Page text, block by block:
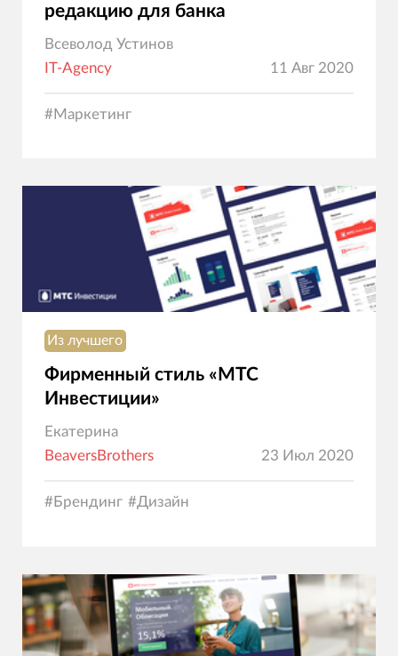
редакцию для банка
Всеволод Устинов
IT-Agency
11 Авг 2020
#Маркетинг
Из лучшего
Фирменный стиль «МТС
Инвестиции»
Екатерина
BeaversBrothers
23 Июл 2020
#Брендинг #Дизайн